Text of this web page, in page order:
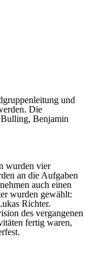
und
Die
Bulling, Benjamin
wurden vier
an die Aufgaben
auch einen
wurden gewählt:
Richter.
des vergangenen
fertig waren,